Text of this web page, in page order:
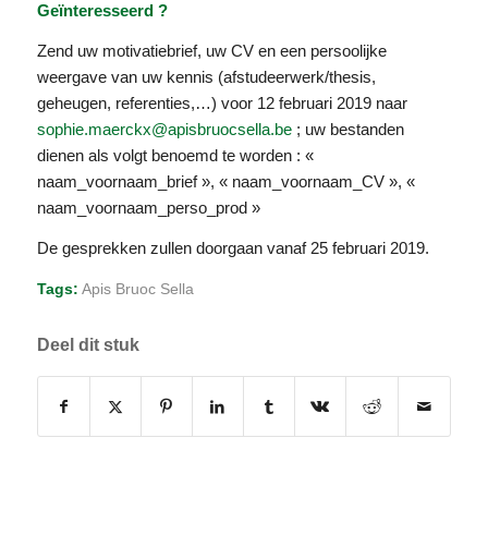
Geïnteresseerd ?
Zend uw motivatiebrief, uw CV en een persoolijke
weergave van uw kennis (afstudeerwerk/thesis,
geheugen, referenties,…) voor 12 februari 2019 naar
sophie.maerckx@apisbruocsella.be; uw bestanden
dienen als volgt benoemd te worden : «
naam_voornaam_brief », « naam_voornaam_CV », «
naam_voornaam_perso_prod »
De gesprekken zullen doorgaan vanaf 25 februari 2019.
Tags: Apis Bruoc Sella
Deel dit stuk